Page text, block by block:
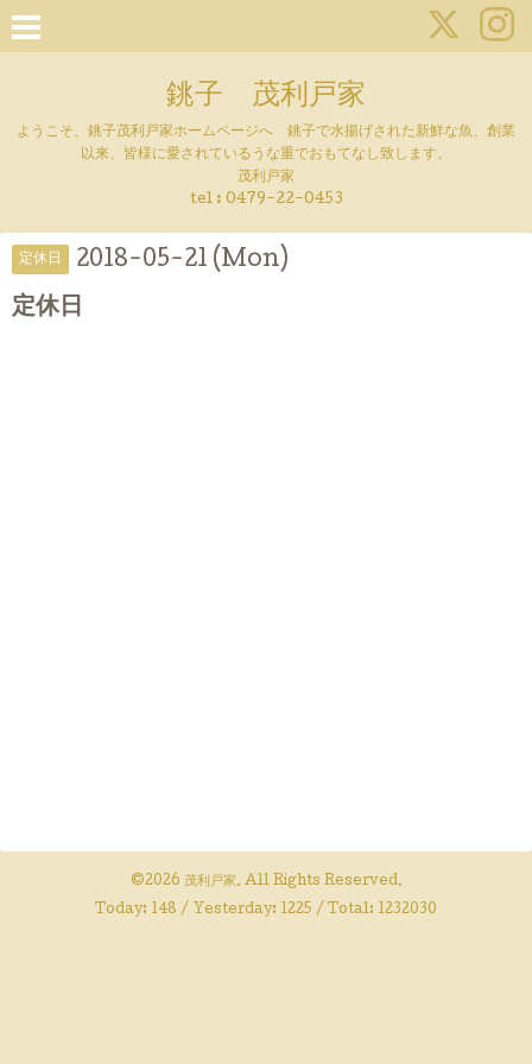
銚子 茂利戸家
ようこそ、銚子茂利戸家ホームページへ 銚子で水揚げされた新鮮な魚、創業
以来、皆様に愛されているうな重でおもてなし致します。
茂利戸家
tel : 0479-22-0453
定休日 2018-05-21 (Mon)
定休日
©2026 茂利戸家. All Rights Reserved.
Today: 148 / Yesterday: 1225 / Total: 1232030